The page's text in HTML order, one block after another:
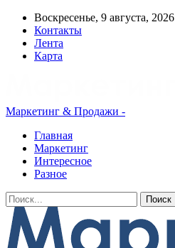
Воскресенье, 9 августа, 2026
Контакты
Лента
Карта
Маркетинг & Продажи -
Главная
Маркетинг
Интересное
Разное